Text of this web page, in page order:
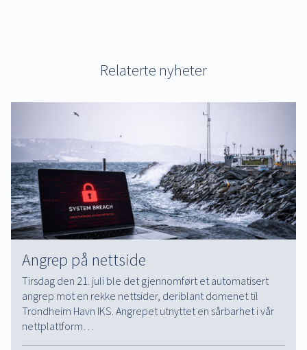
Relaterte nyheter
Angrep på nettside
Tirsdag den 21. juli ble det gjennomført et automatisert
angrep mot en rekke nettsider, deriblant domenet til
Trondheim Havn IKS. Angrepet utnyttet en sårbarhet i vår
nettplattform…